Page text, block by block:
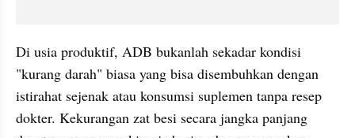
Di usia produktif, ADB bukanlah sekadar kondisi
"kurang darah" biasa yang bisa disembuhkan dengan
istirahat sejenak atau konsumsi suplemen tanpa resep
dokter. Kekurangan zat besi secara jangka panjang